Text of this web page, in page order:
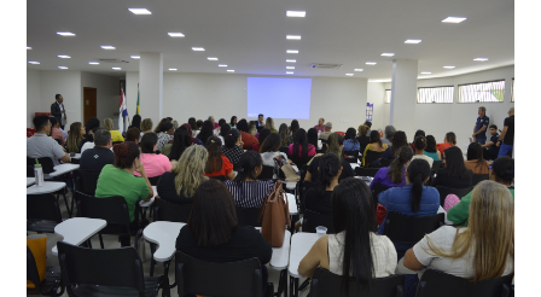
dos gestores públicos comprometidos com o
desenvolvimento socioeconômico dos municípios, a
partir de iniciativas que estimulam o empreendedorismo,
a competitividade dos pequenos negócios e a
modernização da gestão pública local. O evento
aconteceu nesta terça-feira (11) em Brasília.
O município, conquistou o primeiro lugar na etapa
estadual, sendo premiado com o troféu ouro, na
categoria Inclusão Produtiva, através do Programa Mais